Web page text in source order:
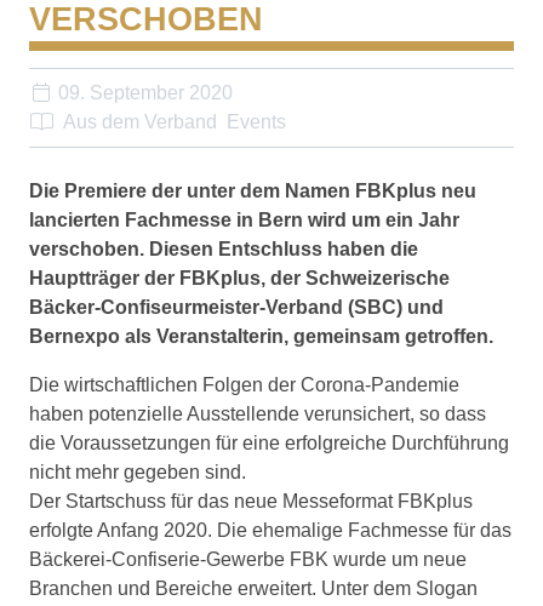
VERSCHOBEN
09. September 2020
Aus dem Verband
Events
Die Premiere der unter dem Namen FBKplus neu
lancierten Fachmesse in Bern wird um ein Jahr
verschoben. Diesen Entschluss haben die
Hauptträger der FBKplus, der Schweizerische
Bäcker-Confiseurmeister-Verband (SBC) und
Bernexpo als Veranstalterin, gemeinsam getroffen.
Die wirtschaftlichen Folgen der Corona-Pandemie
haben potenzielle Ausstellende verunsichert, so dass
die Voraussetzungen für eine erfolgreiche Durchführung
nicht mehr gegeben sind.
Der Startschuss für das neue Messeformat FBKplus
erfolgte Anfang 2020. Die ehemalige Fach­messe für das
Bäckerei-Confiserie-Gewerbe FBK wurde um neue
Branchen und Bereiche erweitert. Unter dem Slogan